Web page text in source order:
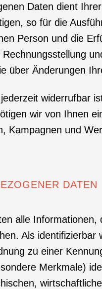
Daten dient
so für die
Person und die
über Änderungen
widerrufbar
wir von Ihnen
Kampagnen und
DATEN
alle
Als
zu einer
Merkmale)